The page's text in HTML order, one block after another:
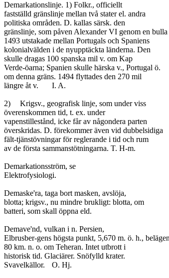
Demarkationslinje. 1) Folkr., officiellt
fastställd gränslinje mellan två stater el. andra
politiska områden. D. kallas särsk. den
gränslinje, som påven Alexander VI genom en bulla
1493 utstakade mellan Portugals och Spaniens
kolonialvälden i de nyupptäckta länderna. Den
skulle dragas 100 spanska mil v. om Kap
Verde-öarna; Spanien skulle härska v., Portugal ö.
om denna gräns. 1494 flyttades den 270 mil
längre åt v.	I. A.
2)	Krigsv., geografisk linje, som under viss
överenskommen tid, t. ex. under
vapenstillestånd, icke får av någondera parten
överskridas. D. förekommer även vid dubbelsidiga
fält-tjänstövningar för reglerande i tid och rum
av de första sammanstötningarna. T. H-m.
Demarkationsström, se
Elektrofysiologi.
Demaske'ra, taga bort masken, avslöja,
blotta; krigsv., nu mindre brukligt: blotta, om
batteri, som skall öppna eld.
Demave'nd, vulkan i n. Persien,
Elbrusber-gens högsta punkt, 5,670 m. ö. h.,
80 km. n. o. om Teheran. Intet utbrott i
historisk tid. Glaciärer. Snöfylld krater.
Svavelkällor.	O. Hj.